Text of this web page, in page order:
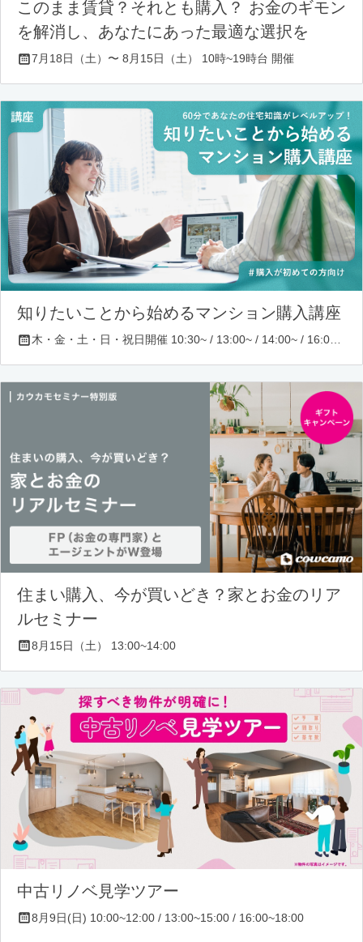
このまま賃貸？それとも購入？ お金のギモン
を解消し、あなたにあった最適な選択を
7月18日（土）〜 8月15日（土） 10時~19時台 開催
知りたいことから始めるマンション購入講座
木・金・土・日・祝日開催 10:30~ / 13:00~ / 14:00~ / 16:00~ / 17:00~/ 18:30~/ 19:30~
住まい購入、今が買いどき？家とお金のリア
ルセミナー
8月15日（土） 13:00~14:00
中古リノベ見学ツアー
8月9日(日) 10:00~12:00 / 13:00~15:00 / 16:00~18:00